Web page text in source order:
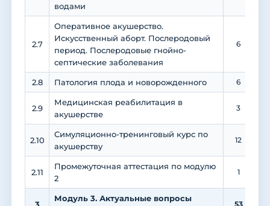
водами
2.7
Оперативное акушерство.
Искусственный аборт. Послеродовый
период. Послеродовые гнойно-
септические заболевания
6
2.8 Патология плода и новорожденного 6
2.9
Медицинская реабилитация в
акушерстве
3
2.10
Симуляционно-тренинговый курс по
акушерству
12
2.11
Промежуточная аттестация по модулю
2
1
Модуль 3. Актуальные вопросы
53